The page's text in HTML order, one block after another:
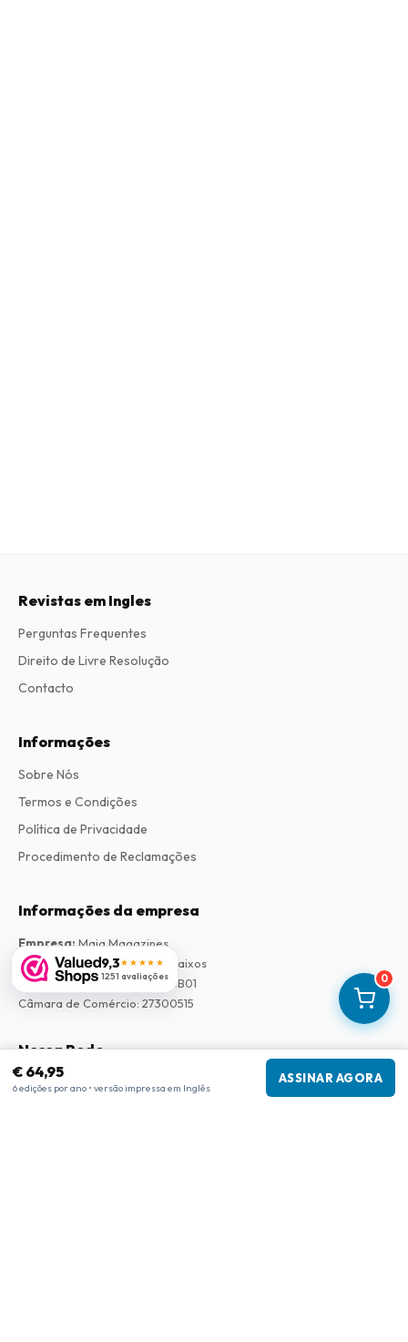
0
€ 64,95
6 edições por ano • versão impressa em Inglês
ASSINAR AGORA
9,3★★★★★
1251 avaliações
Revistas em Ingles
Perguntas Frequentes
Direito de Livre Resolução
Contacto
Informações
Sobre Nós
Termos e Condições
Política de Privacidade
Procedimento de Reclamações
Informações da empresa
Empresa: Maja Magazines
3043 PR Rotterdam, Países Baixos
Número de IVA :NL817937778B01
Câmara de Comércio: 27300515
Nossa Rede
www.tijdschriftenzo.nl